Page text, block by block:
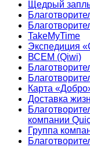
Щедрый
TakeMyTime
Экспедиция
ВСЕМ (Qiwi)
Карта
Доставка
компании
Группа